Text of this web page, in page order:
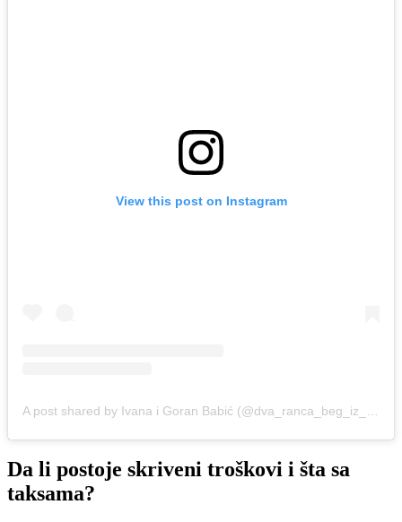
View this post on Instagram
Da li postoje skriveni troškovi i šta sa
taksama?